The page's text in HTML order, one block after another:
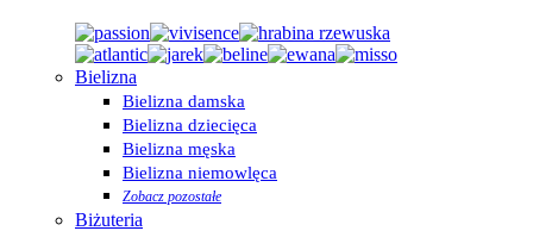
Bielizna
Bielizna damska
Bielizna dziecięca
Bielizna męska
Bielizna niemowlęca
Zobacz pozostałe
Biżuteria